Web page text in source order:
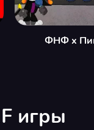
ФНФ x
игры